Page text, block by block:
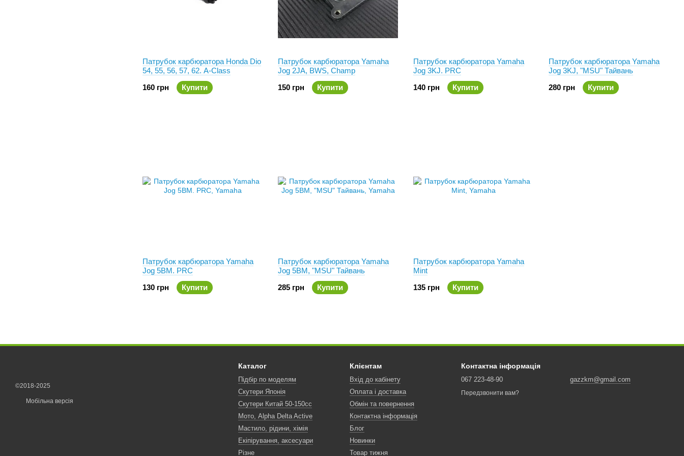
Патрубок карбюратора Honda Dio
54, 55, 56, 57, 62. A-Class
160 грн
Купити
Патрубок карбюратора Yamaha
Jog 2JA, BWS, Champ
150 грн
Купити
Патрубок карбюратора Yamaha
Jog 3KJ. PRC
140 грн
Купити
Патрубок карбюратора Yamaha
Jog 3KJ, "MSU" Тайвань
280 грн
Купити
Патрубок карбюратора Yamaha
Jog 5BM. PRC
130 грн
Купити
Патрубок карбюратора Yamaha
Jog 5BM, "MSU" Тайвань
285 грн
Купити
Патрубок карбюратора Yamaha
Mint
135 грн
Купити
©2018-2025
Мобільна версія
Каталог
Підбір по моделям
Скутери Японія
Скутери Китай 50-150сс
Мото, Alpha Delta Active
Мастило, рідини, хімія
Екіпірування, аксесуари
Різне
Клієнтам
Вхід до кабінету
Оплата і доставка
Обмін та повернення
Контактна інформація
Блог
Новинки
Товар тижня
Контактна інформація
067 223-48-90
Передзвонити вам?
gazzkm@gmail.com